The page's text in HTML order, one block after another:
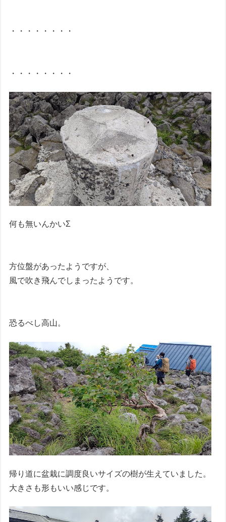
・・・・・・・・
・・・・・・・・
何も無いんかいΣ
方位盤があったようですが、
風で吹き飛んでしまったようです。
恐るべし高山。
帰り道に盆栽に調度良いサイズの樹が生えていました。
大きさも形もいい感じです。